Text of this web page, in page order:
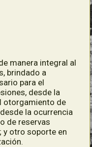
manera integral al
brindado a
para el
desde la
otorgamiento de
la ocurrencia
de reservas
y otro soporte en